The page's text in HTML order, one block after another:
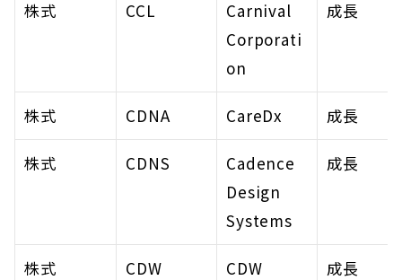
株式 CCL
Carnival
Corporati
on
成長
株式 CDNA CareDx 成長
株式 CDNS
Cadence
Design
Systems
成長
株式 CDW CDW 成長